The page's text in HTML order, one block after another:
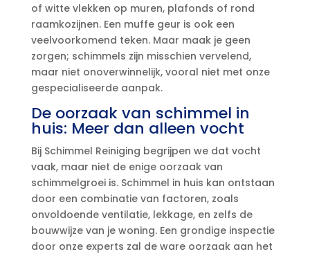
of witte vlekken op muren, plafonds of rond
raamkozijnen.​ Een muffe geur is ook een
veelvoorkomend teken.​ Maar maak je geen
zorgen; schimmels zijn misschien vervelend,
maar niet onoverwinnelijk, vooral niet met onze
gespecialiseerde aanpak.​
De oorzaak van schimmel in
huis: Meer dan alleen vocht
Bij Schimmel Reiniging begrijpen we dat vocht
vaak, maar niet de enige oorzaak van
schimmelgroei is.​ Schimmel in huis kan ontstaan
door een combinatie van factoren, zoals
onvoldoende ventilatie, lekkage, en zelfs de
bouwwijze van je woning.​ Een grondige inspectie
door onze experts zal de ware oorzaak aan het